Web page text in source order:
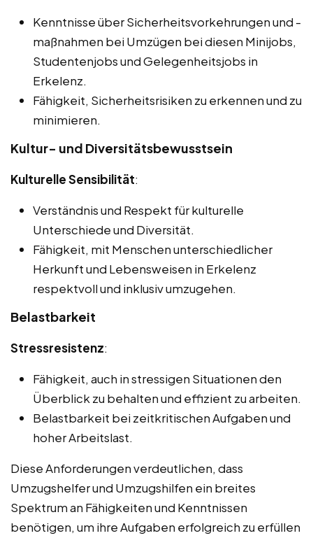
Kenntnisse über Sicherheitsvorkehrungen und -
maßnahmen bei Umzügen bei diesen Minijobs,
Studentenjobs und Gelegenheitsjobs in
Erkelenz.
Fähigkeit, Sicherheitsrisiken zu erkennen und zu
minimieren.
Kultur- und Diversitätsbewusstsein
Kulturelle Sensibilität:
Verständnis und Respekt für kulturelle
Unterschiede und Diversität.
Fähigkeit, mit Menschen unterschiedlicher
Herkunft und Lebensweisen in Erkelenz
respektvoll und inklusiv umzugehen.
Belastbarkeit
Stressresistenz:
Fähigkeit, auch in stressigen Situationen den
Überblick zu behalten und effizient zu arbeiten.
Belastbarkeit bei zeitkritischen Aufgaben und
hoher Arbeitslast.
Diese Anforderungen verdeutlichen, dass
Umzugshelfer und Umzugshilfen ein breites
Spektrum an Fähigkeiten und Kenntnissen
benötigen, um ihre Aufgaben erfolgreich zu erfüllen